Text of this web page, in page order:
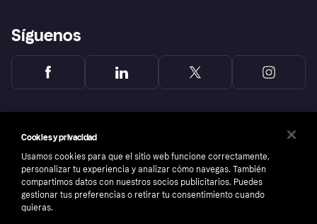
Síguenos
Cookies y privacidad
Usamos cookies para que el sitio web funcione correctamente,
personalizar tu experiencia y analizar cómo navegas. También
compartimos datos con nuestros socios publicitarios. Puedes
gestionar tus preferencias o retirar tu consentimiento cuando
quieras.